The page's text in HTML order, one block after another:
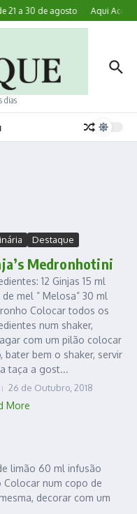
21 a 30 de agosto Aqui
dias
Destaque
Medronhotini
12 Ginjas 15 ml
mel ” Melosa” 30 ml
Colocar todos os
num shaker,
com um pilão colocar
bater bem o shaker, servir
taça a gost...
26 de Outubro, 2018
More
limão 60 ml infusão
Colocar num copo de
decorar com um